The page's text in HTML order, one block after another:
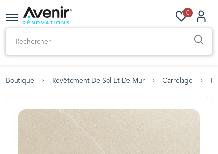
0
Boutique Revêtement De Sol Et De Mur Carrelage